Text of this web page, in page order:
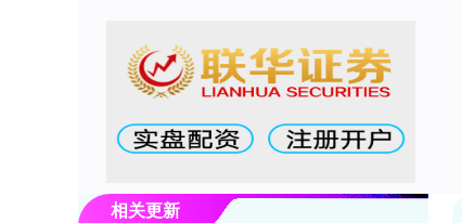
相关更新